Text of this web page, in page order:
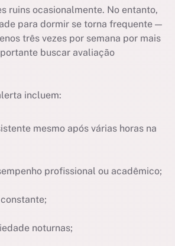
ruins ocasionalmente. No entanto,
para dormir se torna frequente —
três vezes por semana por mais
buscar avaliação
incluem:
mesmo após várias horas na
profissional ou acadêmico;
noturnas;